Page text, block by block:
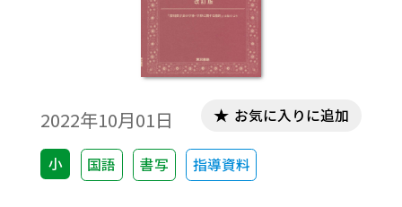
2022年10月01日
小 国語 書写 指導資料
お気に入りに追加